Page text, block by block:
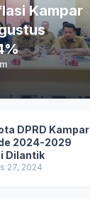
Kampar
DPRD Kampar
2024-2029
Dilantik
27, 2024